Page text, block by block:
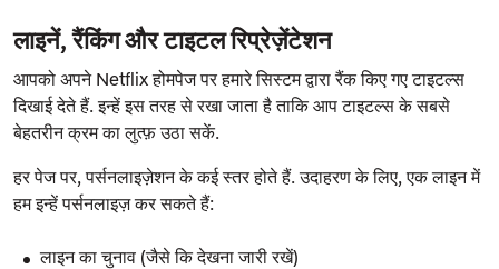
लाइनें, रैंकिंग और टाइटल रिप्रेज़ेंटेशन
आपको अपने Netflix होमपेज पर हमारे सिस्टम द्वारा रैंक किए गए टाइटल्स
दिखाई देते हैं. इन्हें इस तरह से रखा जाता है ताकि आप टाइटल्स के सबसे
बेहतरीन क्रम का लुत्फ़ उठा सकें.
हर पेज पर, पर्सनलाइज़ेशन के कई स्तर होते हैं. उदाहरण के लिए, एक लाइन में
हम इन्हें पर्सनलाइज़ कर सकते हैं:
लाइन का चुनाव (जैसे कि देखना जारी रखें)